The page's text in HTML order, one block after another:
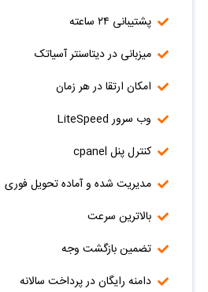
پشتیبانی ۲۴ ساعته
میزبانی در دیتاسنتر آسیاتک
امکان ارتقا در هر زمان
وب سرور LiteSpeed
کنترل پنل cpanel
مدیریت شده و آماده تحویل فوری
بالاترین سرعت
تضمین بازگشت وجه
دامنه رایگان در پرداخت سالانه